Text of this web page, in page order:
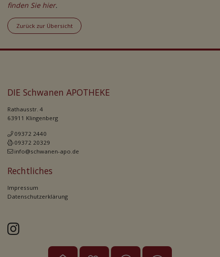
Zurück zur Übersicht
finden Sie hier.
DIE Schwanen APOTHEKE
Rathausstr. 4
63911 Klingenberg
09372 2440
09372 20329
info@schwanen-apo.de
Rechtliches
Impressum
Datenschutzerklärung